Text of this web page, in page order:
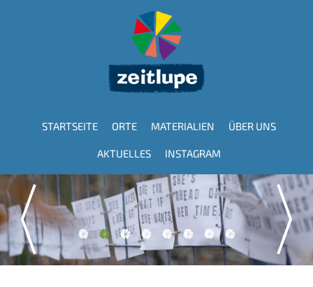
Hauptnavigation
STARTSEITE ORTE MATERIALIEN ÜBER UNS
AKTUELLES INSTAGRAM